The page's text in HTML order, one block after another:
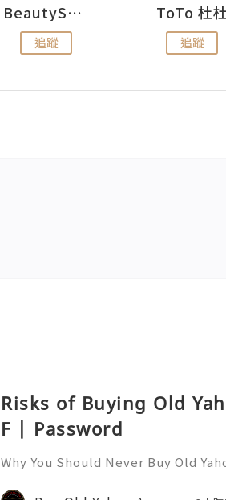
BeautySearch
追蹤
ToTo 杜
追蹤
Risks of Buying Old
F | Password
Why You Should Never Buy Old
onal communication, business